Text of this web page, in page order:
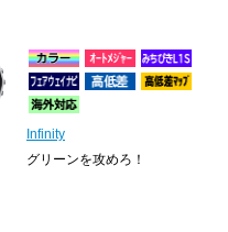
Infinity
グリーンを攻めろ！